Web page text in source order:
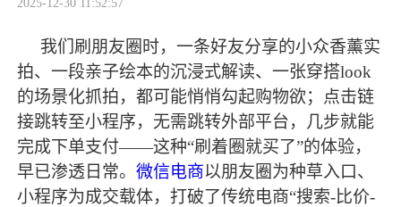
我们刷朋友圈时，一条好友分享的小众香薰实
拍、一段亲子绘本的沉浸式解读、一张穿搭look
的场景化抓拍，都可能悄悄勾起购物欲；点击链
接跳转至小程序，无需跳转外部平台，几步就能
完成下单支付——这种“刷着圈就买了”的体验，
早已渗透日常。微信电商以朋友圈为种草入口、
小程序为成交载体，打破了传统电商“搜索-比价-